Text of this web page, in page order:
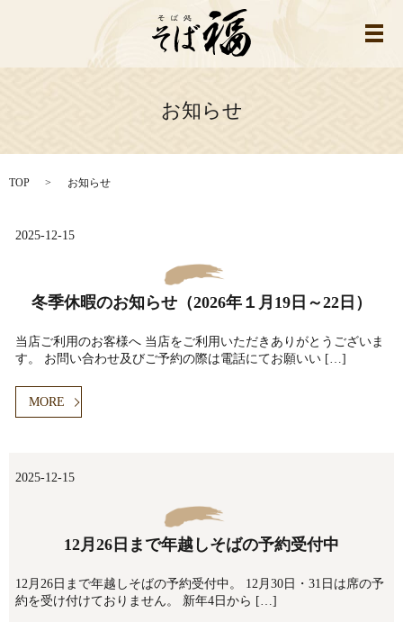
メ
お知らせ
TOP お知らせ
2025-12-15
冬季休暇のお知らせ（2026年１月19日～22日）
当店ご利用のお客様へ 当店をご利用いただきありがとうございま
す。 お問い合わせ及びご予約の際は電話にてお願いい […]
MORE
2025-12-15
12月26日まで年越しそばの予約受付中
12月26日まで年越しそばの予約受付中。 12月30日・31日は席の予
約を受け付けておりません。 新年4日から […]